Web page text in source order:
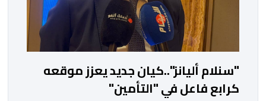
"سنلام أليانز"..كيان جديد يعزز موقعه
كرابع فاعل في "التأمين"